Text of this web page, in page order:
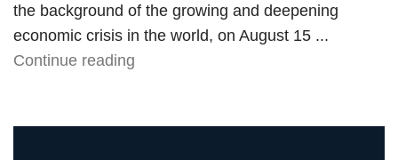
the background of the growing and deepening
economic crisis in the world, on August 15 ...
Continue reading